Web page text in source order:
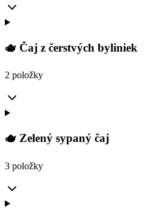
🫖 Čaj z čerstvých byliniek
2 položky
🫖 Zelený sypaný čaj
3 položky